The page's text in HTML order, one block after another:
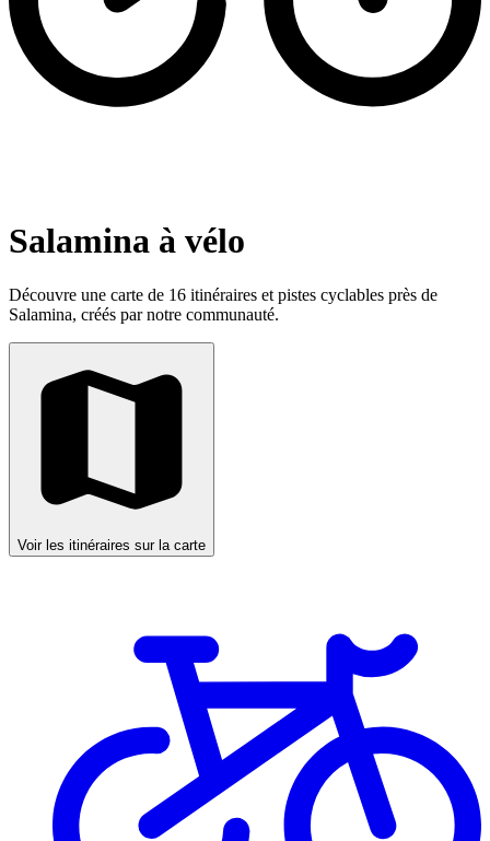
Salamina à vélo
Découvre une carte de 16 itinéraires et pistes cyclables près de
Salamina, créés par notre communauté.
Voir les itinéraires sur la carte